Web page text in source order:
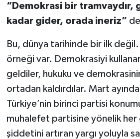
“Demokrasi bir
kadar gider, orada ineriz”
Bu, dünya tarihinde bir ilk değil.
örneği var. Demokrasiyi
geldiler, hukuku ve
ortadan kaldırdılar. Mart
Türkiye’nin birinci partisi
muhalefet partisine yönelik her
şiddetini artıran yargı yoluyla